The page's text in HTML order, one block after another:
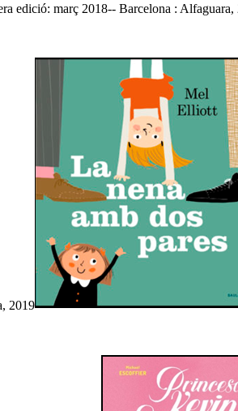
edició: març 2018-- Barcelona : Alfaguara,
2019